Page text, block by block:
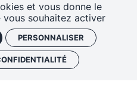
et vous donne le
souhaitez activer
PERSONNALISER
de l’histoire